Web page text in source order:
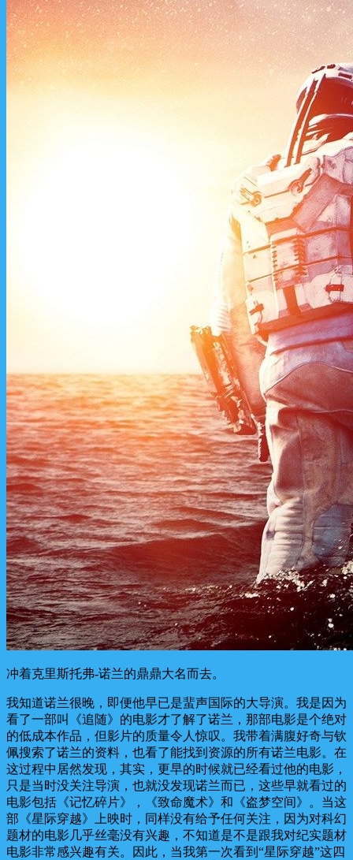
冲着克里斯托弗-诺兰的鼎鼎大名而去。
我知道诺兰很晚，即便他早已是蜚声国际的大导演。我是因为
看了一部叫《追随》的电影才了解了诺兰，那部电影是个绝对
的低成本作品，但影片的质量令人惊叹。我带着满腹好奇与钦
佩搜索了诺兰的资料，也看了能找到资源的所有诺兰电影。在
这过程中居然发现，其实，更早的时候就已经看过他的电影，
只是当时没关注导演，也就没发现诺兰而已，这些早就看过的
电影包括《记忆碎片》，《致命魔术》和《盗梦空间》。当这
部《星际穿越》上映时，同样没有给予任何关注，因为对科幻
题材的电影几乎丝毫没有兴趣，不知道是不是跟我对纪实题材
电影非常感兴趣有关。因此，当我第一次看到“星际穿越”这四